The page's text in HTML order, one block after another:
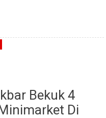
Bekuk 4
Di